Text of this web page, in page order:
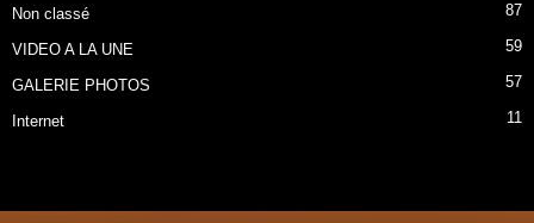
Non classé 87
VIDEO A LA UNE 59
GALERIE PHOTOS 57
Internet 11